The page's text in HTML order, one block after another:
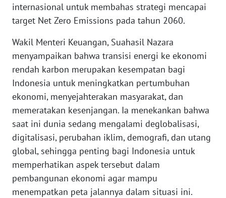
internasional untuk membahas strategi mencapai
target Net Zero Emissions pada tahun 2060.
Wakil Menteri Keuangan, Suahasil Nazara
menyampaikan bahwa transisi energi ke ekonomi
rendah karbon merupakan kesempatan bagi
Indonesia untuk meningkatkan pertumbuhan
ekonomi, menyejahterakan masyarakat, dan
memeratakan kesenjangan. Ia menekankan bahwa
saat ini dunia sedang mengalami deglobalisasi,
digitalisasi, perubahan iklim, demografi, dan utang
global, sehingga penting bagi Indonesia untuk
memperhatikan aspek tersebut dalam
pembangunan ekonomi agar mampu
menempatkan peta jalannya dalam situasi ini.
WN
JAKARTA
WN
JABAR
BANTEN
WN
NTT
WN
KEPRI